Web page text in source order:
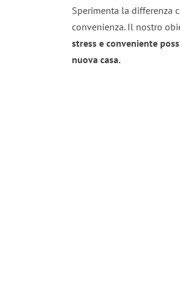
Sperimenta la differenza
convenienza. Il nostro
stress e conveniente
nuova casa.